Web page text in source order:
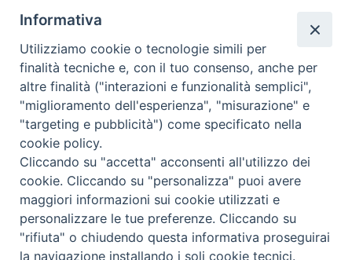
Segreteria e Amministrazione:
L’Ufficio è aperto tutti i giorni da lunedì a
venerdì, dalle ore 9.30 alle ore 12.30.
Tel. 090.9146045
mail:ufficiocaritas@diocesimessina.it.
Seguici su
© 2022 - 2025 Caritas Arcidiocesi di Messina Lipari
Santa Lucia del Mela - All Rights Reserved | Privacy
Informativa
Utilizziamo cookie o tecnologie simili per
finalità tecniche e, con il tuo consenso, anche per
altre finalità ("interazioni e funzionalità semplici",
"miglioramento dell'esperienza", "misurazione" e
"targeting e pubblicità") come specificato nella
cookie policy.
Cliccando su "accetta" acconsenti all'utilizzo dei
cookie. Cliccando su "personalizza" puoi avere
maggiori informazioni sui cookie utilizzati e
personalizzare le tue preferenze. Cliccando su
"rifiuta" o chiudendo questa informativa proseguirai
la navigazione installando i soli cookie tecnici.